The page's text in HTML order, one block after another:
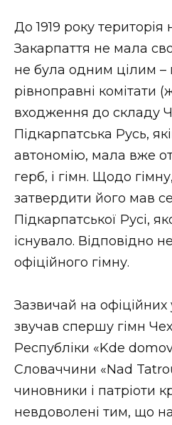
До 1919 року територія
Закарпаття не мала
не була одним цілим –
рівноправні комітати
входження до складу
Підкарпатська Русь,
автономію, мала вже
герб, і гімн. Щодо
затвердити його мав
Підкарпатської Русі,
існувало. Відповідно
офіційного гімну.
Зазвичай на офіційних
звучав спершу гімн
Республіки «Kde
Словаччини «Nad
чиновники і патріоти
невдоволені тим, що на